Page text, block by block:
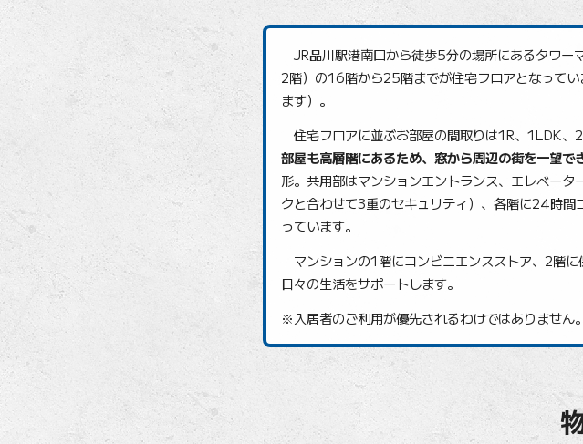
JR品川駅港南口から徒歩5分の場所にあるタワ
2階）の16階から25階までが住宅フロアとなって
ます）。
住宅フロアに並ぶお部屋の間取りは1R、1LDK、
部屋も高層階にあるため、窓から周辺の街を一望で
形。共用部はマンションエントランス、エレベー
クと合わせて3重のセキュリティ）、各階に24時
っています。
マンションの1階にコンビニエンスストア、2階
日々の生活をサポートします。
※入居者のご利用が優先されるわけではありません。